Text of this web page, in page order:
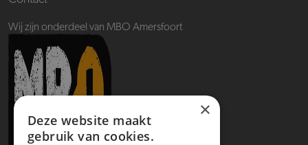
Wij zijn onderdeel van MBO Amersfoort
×
Deze website maakt
gebruik van cookies.